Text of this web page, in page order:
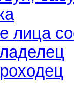
лица